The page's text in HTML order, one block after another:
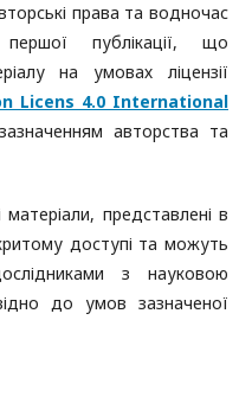
права та водночас
публікації, що
на умовах ліцензії
Licens 4.0 International
авторства та
представлені в
доступі та можуть
з науковою
до умов зазначеної